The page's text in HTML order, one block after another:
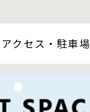
アクセス ・駐車場